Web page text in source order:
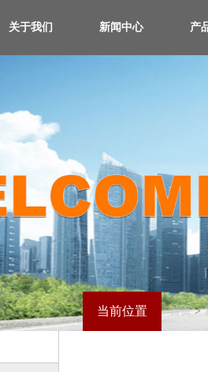
关于我们 新闻中心 产
当前位置 首页>